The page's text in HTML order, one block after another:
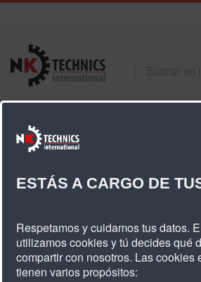
+31 (0) 314 393751
Placa de sujeción AT20
Placa De Sujeción AT20
Placa de sujeción AT20 de un
ESTÁS A CARGO DE
Respetamos y cuidamos tus datos.
utilizamos cookies y tú decides qué
compartir con nosotros. Las cookies
tienen varios propósitos: